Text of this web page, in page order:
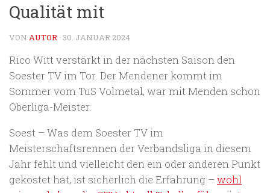
Qualität mit
VON AUTOR · 30. JANUAR 2024
Rico Witt verstärkt in der nächsten Saison den
Soester TV im Tor. Der Mendener kommt im
Sommer vom TuS Volmetal, war mit Menden schon
Oberliga-Meister.
Soest – Was dem Soester TV im
Meisterschaftsrennen der Verbandsliga in diesem
Jahr fehlt und vielleicht den ein oder anderen Punkt
gekostet hat, ist sicherlich die Erfahrung – wohl